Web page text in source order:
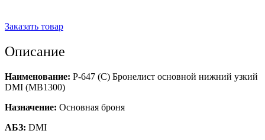
Заказать товар
Описание
Наименование: Р-647 (C) Бронелист основной нижний узкий
DMI (MB1300)
Назначение: Основная броня
АБЗ: DMI